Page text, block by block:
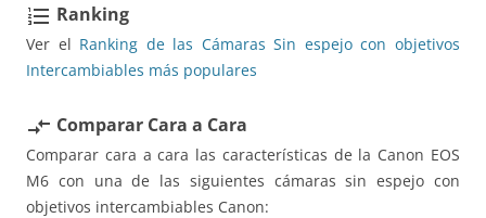
format_list_numbered Ranking
Ver el Ranking de las Cámaras Sin espejo con objetivos
Intercambiables más populares
compare_arrows Comparar Cara a Cara
Comparar cara a cara las características de la Canon EOS
M6 con una de las siguientes cámaras sin espejo con
objetivos intercambiables Canon: